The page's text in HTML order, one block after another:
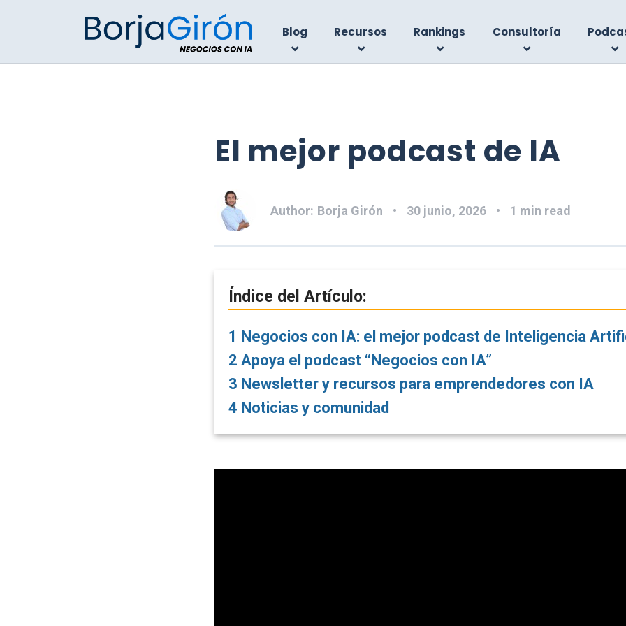
Blog Recursos Rankings Consultoría
El mejor podcast de IA
Author: Borja Girón 30 junio, 2026 1 min read
Índice del Artículo:
1 Negocios con IA: el mejor podcast de Inteligencia
2 Apoya el podcast “Negocios con IA”
3 Newsletter y recursos para emprendedores con IA
4 Noticias y comunidad